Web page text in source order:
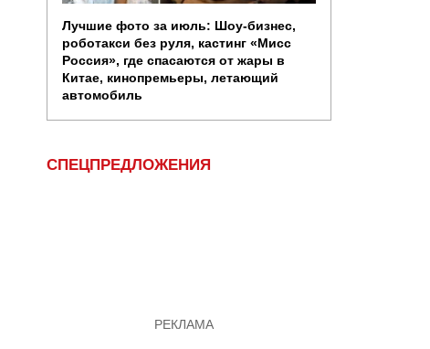
Лучшие фото за июль: Шоу-бизнес,
роботакси без руля, кастинг «Мисс
Россия», где спасаются от жары в
Китае, кинопремьеры, летающий
автомобиль
СПЕЦПРЕДЛОЖЕНИЯ